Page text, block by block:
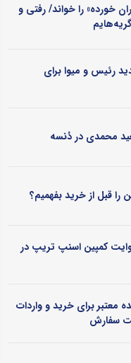
خورده» را خواند/ رفتی و
رئیس و میوا برای
محمدی در دُنسه
قبل از خرید بفهمیم؟
کمپین اسنپ تریپ در
معتبر برای خرید و واردات